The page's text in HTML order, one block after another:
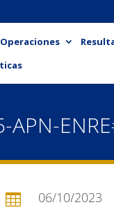
Operaciones
APN-
 06/10/2023